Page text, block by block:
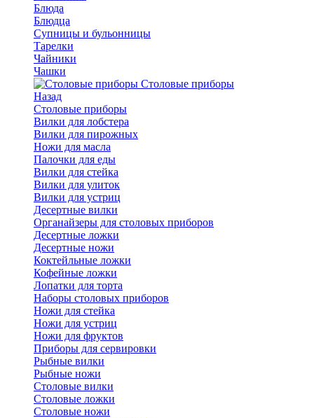
Блюда
Блюдца
Супницы и бульонницы
Тарелки
Чайники
Чашки
Cтоловые приборы
Назад
Cтоловые приборы
Вилки для лобстера
Вилки для пирожных
Ножи для масла
Палочки для еды
Вилки для стейка
Вилки для улиток
Вилки для устриц
Десертные вилки
Органайзеры для столовых приборов
Десертные ложки
Десертные ножи
Коктейльные ложки
Кофейные ложки
Лопатки для торта
Наборы столовых приборов
Ножи для стейка
Ножи для устриц
Ножи для фруктов
Приборы для сервировки
Рыбные вилки
Рыбные ножи
Столовые вилки
Столовые ложки
Столовые ножи